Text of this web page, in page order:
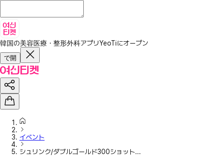
韓国の美容医療・整形外科アプリYeoTiにオープン
で開
イベント
シュリンク/ダブルゴールド300ショット...